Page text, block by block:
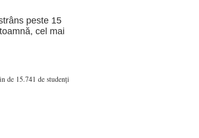
peste 15
cel mai
de 15.741 de studenți